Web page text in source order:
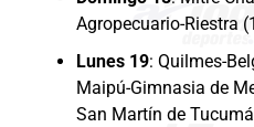
Agropecuario-Riestra
Lunes 19: Quilmes-
Maipú-Gimnasia de
San Martín de